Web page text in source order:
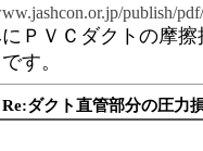
publish/
ＰＶＣダクトの摩
す。
ダクト直管部分の圧力